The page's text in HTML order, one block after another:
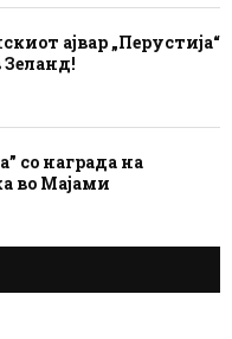
ајвар „Перустија“
Зеланд!
со награда на
во Мајами